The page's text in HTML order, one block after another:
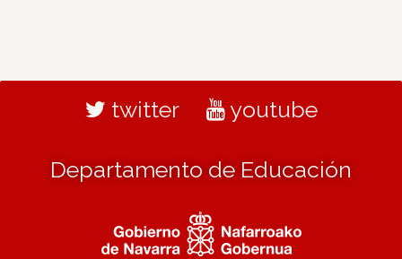
twitter youtube
Departamento de Educación